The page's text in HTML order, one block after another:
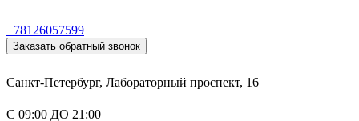
+78126057599
Заказать обратный звонок
Санкт-Петербург, Лабораторный проспект, 16
С 09:00 ДО 21:00